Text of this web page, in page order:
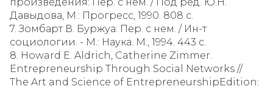
произведения: Пер. с нем. / Под ред. Ю.Н.
Давыдова, М.: Прогресс, 1990. 808 с.
7. Зомбарт В. Буржуа: Пер. с нем. / Ин-т
социологии. - М.: Наука. М., 1994. 443 с.
8. Howard E. Aldrich, Catherine Zimmer.
Entrepreneurship Through Social Networks //
The Art and Science of EntrepreneurshipEdition: